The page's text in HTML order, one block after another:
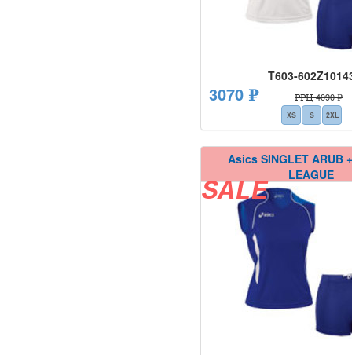
T603-
3070 ₽ РРЦ 4090 ₽
XS S 2XL
Asics SINGLET ARUB
LEAGUE
SALE